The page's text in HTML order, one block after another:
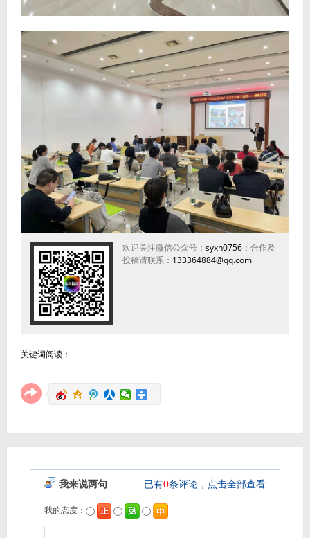
欢迎关注微信公众号： syxh0756；合作及
投稿请联系： 133364884@qq.com
关键词阅读：